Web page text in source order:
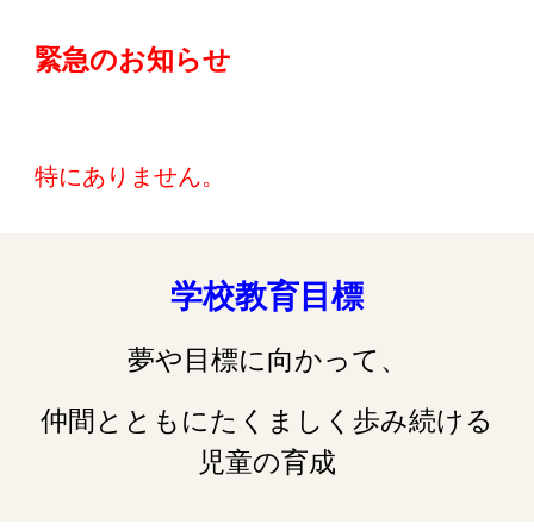
緊急のお知らせ
特にありません。
学校教育目標
夢や目標に向かって、
仲間とともにたくましく歩み続ける
児童の育成